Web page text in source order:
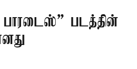
பாரடைஸ்” படத்தின்